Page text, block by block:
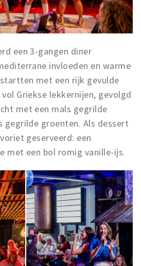
een 3-gangen diner
invloeden en warme
met een rijk gevulde
Griekse lekkernijen, gevolgd
met een mals gegrilde
gegrilde groenten. Als dessert
geserveerd: een
met een bol romig vanille-ijs.